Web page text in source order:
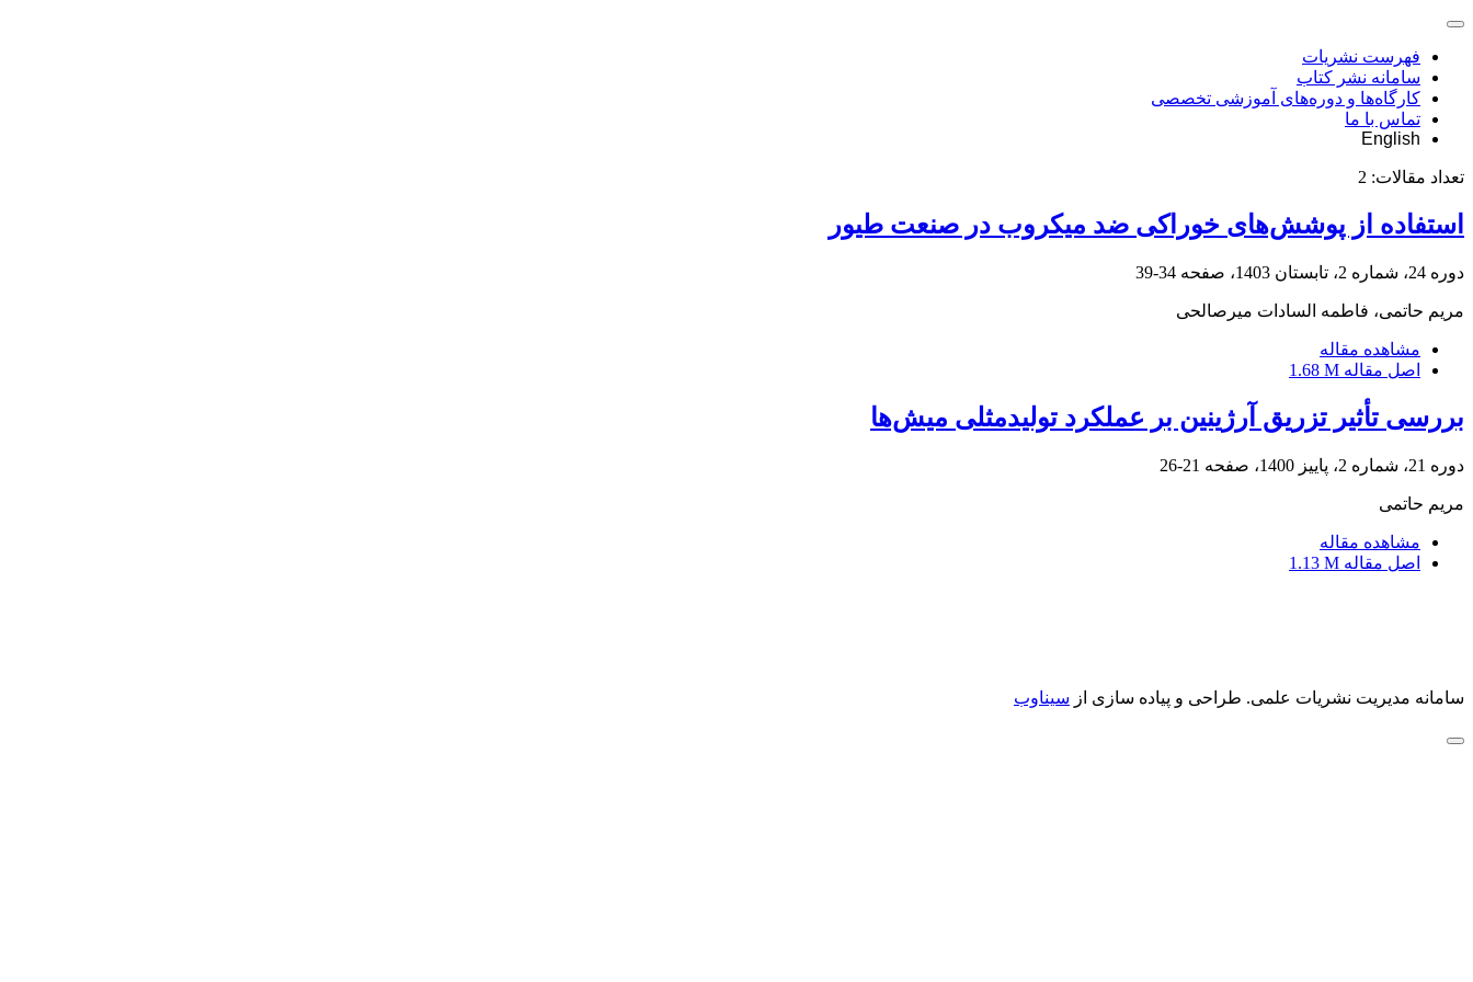
فهرست نشریات
سامانه نشر کتاب
کارگاه‌ها و دوره‌های آموزشی تخصصی
تماس با ما
English
تعداد مقالات: 2
استفاده از پوشش‌های خوراکی ضد میکروب در صنعت طیور
دوره 24، شماره 2، تابستان 1403، صفحه 34-39
مریم حاتمی، فاطمه السادات میرصالحی
مشاهده مقاله
اصل مقاله 1.68 M
بررسی تأثیر تزریق آرژینین بر عملکرد تولیدمثلی میش‌ها
دوره 21، شماره 2، پاییز 1400، صفحه 21-26
مریم حاتمی
مشاهده مقاله
اصل مقاله 1.13 M
سامانه مدیریت نشریات علمی. طراحی و پیاده سازی از سیناوب